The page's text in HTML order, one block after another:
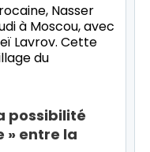
Nasser
à Moscou, avec
Lavrov. Cette
du
possibilité
» entre la